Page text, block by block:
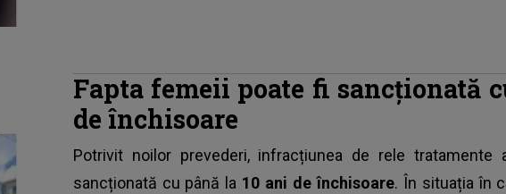
Fapta femeii poate fi sancționată
de închisoare
Potrivit noilor prevederi, infracțiunea de rele tratamente
sancționată cu până la 10 ani de închisoare. În situația în